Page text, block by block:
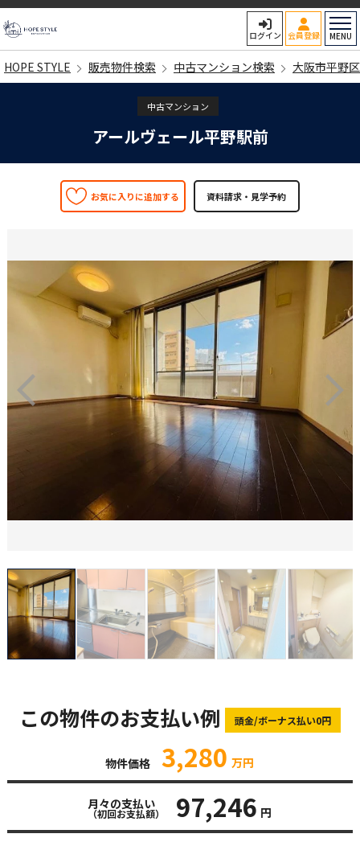
ログイン 会員登録 MENU
HOPE STYLE 販売物件検索 中古マンション検索 大阪市平野
中古マンション
アールヴェール平野駅前
お気に入りに追加する
この物件のお支払い例 頭金/ボーナス払い0円
物件価格 3,280 万円
月々の支払い
（初回お支払額） 97,246 円